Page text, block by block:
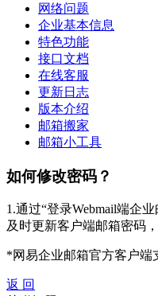
网络问题
企业基本信息
特色功能
接口文档
在线客服
更新日志
版本介绍
邮箱搬家
邮箱小工具
如何修改密码？
1.通过“登录Webmail端企
及时更新客户端邮箱密码
*网易企业邮箱官方客户端
返 回